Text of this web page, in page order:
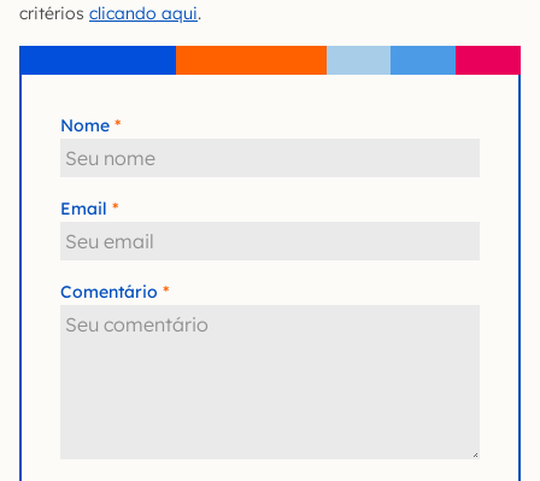
critérios clicando aqui.
Nome
Email
Comentário